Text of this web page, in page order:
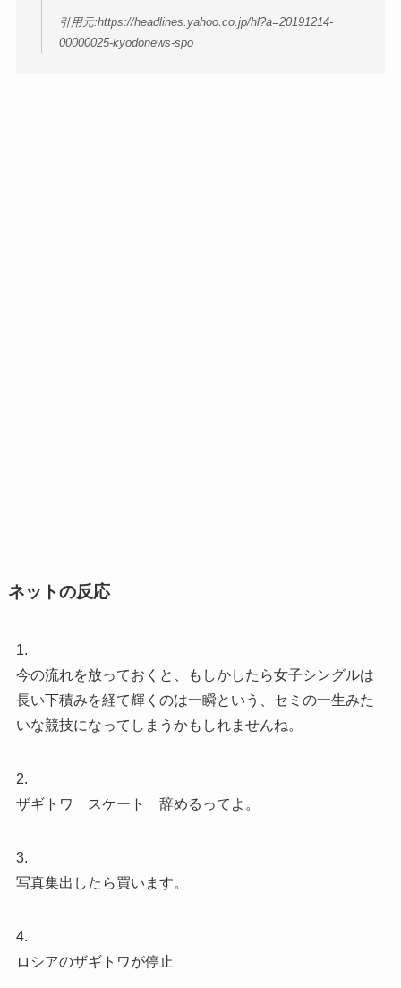
引用元:https://headlines.yahoo.co.jp/hl?a=20191214-
00000025-kyodonews-spo
ネットの反応
1.
今の流れを放っておくと、もしかしたら女子シングルは
長い下積みを経て輝くのは一瞬という、セミの一生みた
いな競技になってしまうかもしれませんね。
2.
ザギトワ スケート 辞めるってよ。
3.
写真集出したら買います。
4.
ロシアのザギトワが停止